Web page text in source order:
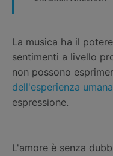
La musica ha il
sentimenti a livello
non possono
dell'esperienza umana
espressione.
L'amore è senza